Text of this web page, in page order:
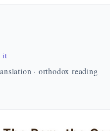
it
· orthodox reading